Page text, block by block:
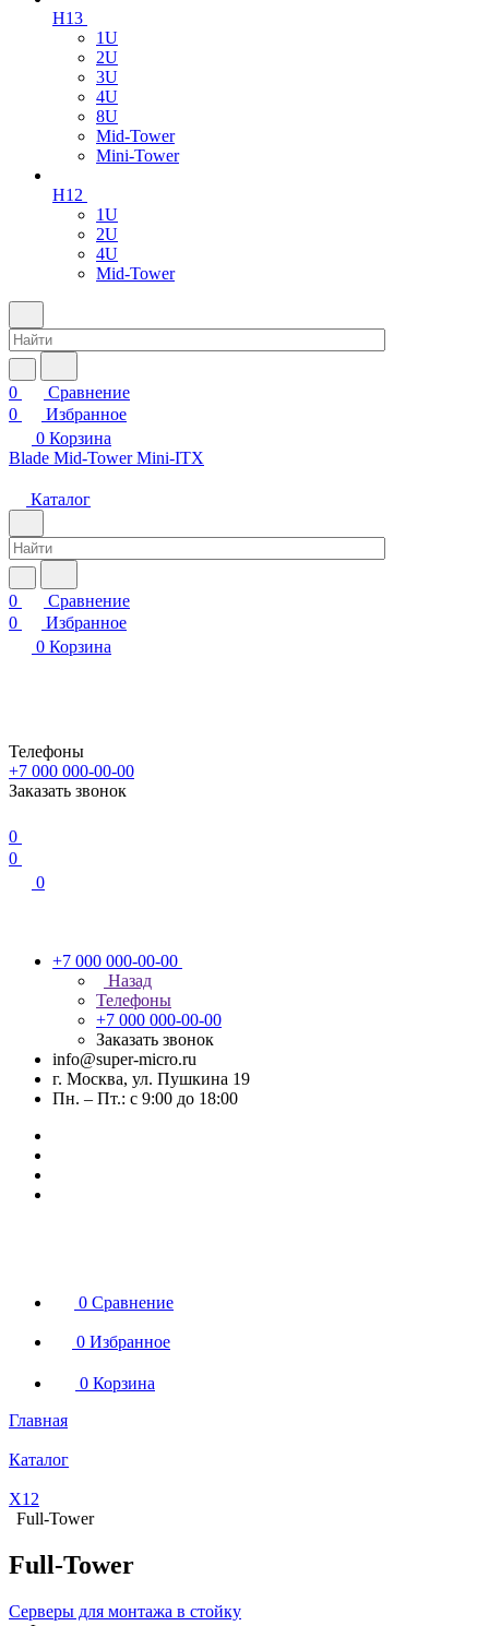
H13
1U
2U
3U
4U
8U
Mid-Tower
Mini-Tower
H12
1U
2U
4U
Mid-Tower
0
Сравнение
0
Избранное
0 Корзина
Blade Mid-Tower Mini-ITX
Каталог
0
Сравнение
0
Избранное
0 Корзина
Телефоны
+7 000 000-00-00
Заказать звонок
0
0
0
+7 000 000-00-00
Назад
Телефоны
+7 000 000-00-00
Заказать звонок
info@super-micro.ru
г. Москва, ул. Пушкина 19
Пн. – Пт.: с 9:00 до 18:00
0 Сравнение
0 Избранное
0 Корзина
Главная
Каталог
X12
Full-Tower
Full-Tower
Серверы для монтажа в стойку